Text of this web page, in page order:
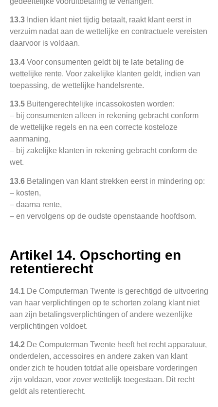
13.3 Indien klant niet tijdig betaalt, raakt klant eerst in
verzuim nadat aan de wettelijke en contractuele vereisten
daarvoor is voldaan.
13.4 Voor consumenten geldt bij te late betaling de
wettelijke rente. Voor zakelijke klanten geldt, indien van
toepassing, de wettelijke handelsrente.
13.5 Buitengerechtelijke incassokosten worden:
– bij consumenten alleen in rekening gebracht conform
de wettelijke regels en na een correcte kosteloze
aanmaning,
– bij zakelijke klanten in rekening gebracht conform de
wet.
13.6 Betalingen van klant strekken eerst in mindering op:
– kosten,
– daarna rente,
– en vervolgens op de oudste openstaande hoofdsom.
Artikel 14. Opschorting en
retentierecht
14.1 De Computerman Twente is gerechtigd de uitvoering
van haar verplichtingen op te schorten zolang klant niet
aan zijn betalingsverplichtingen of andere wezenlijke
verplichtingen voldoet.
14.2 De Computerman Twente heeft het recht apparatuur,
onderdelen, accessoires en andere zaken van klant
onder zich te houden totdat alle opeisbare vorderingen
zijn voldaan, voor zover wettelijk toegestaan. Dit recht
geldt als retentierecht.